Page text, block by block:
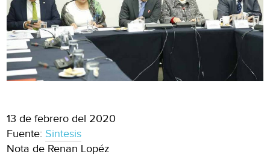
13 de febrero del 2020
Fuente: Sintesis
Nota de Renan Lopéz